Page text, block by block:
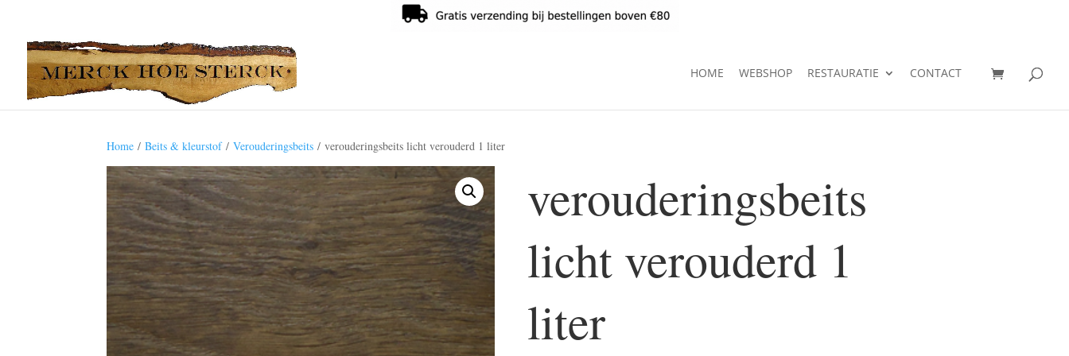
HOME WEBSHOP RESTAURATIE CONTACT
Home /Beits & kleurstof/Verouderingsbeits / verouderingsbeits licht verouderd 1 liter
verouderingsbeits
licht verouderd 1
liter